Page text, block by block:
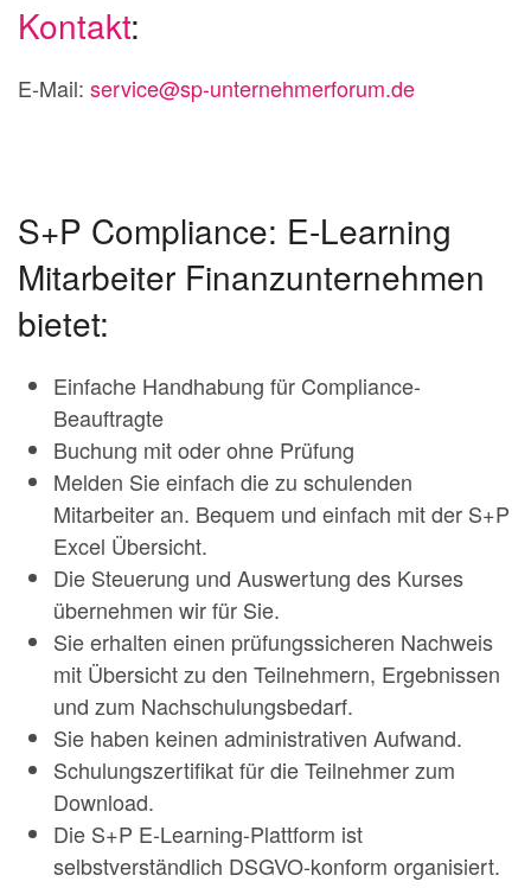
Kontakt:
E-Mail: service@sp-unternehmerforum.de
S+P Compliance: E-Learning
Mitarbeiter Finanzunternehmen
bietet:
Einfache Handhabung für Compliance-
Beauftragte
Buchung mit oder ohne Prüfung
Melden Sie einfach die zu schulenden
Mitarbeiter an. Bequem und einfach mit der S+P
Excel Übersicht.
Die Steuerung und Auswertung des Kurses
übernehmen wir für Sie.
Sie erhalten einen prüfungssicheren Nachweis
mit Übersicht zu den Teilnehmern, Ergebnissen
und zum Nachschulungsbedarf.
Sie haben keinen administrativen Aufwand.
Schulungszertifikat für die Teilnehmer zum
Download.
Die S+P E-Learning-Plattform ist
selbstverständlich DSGVO-konform organisiert.